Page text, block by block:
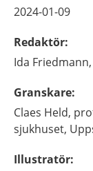
2024-01-09
Redaktör:
Ida Friedmann,
Granskare:
Claes Held,
sjukhuset,
Illustratör: